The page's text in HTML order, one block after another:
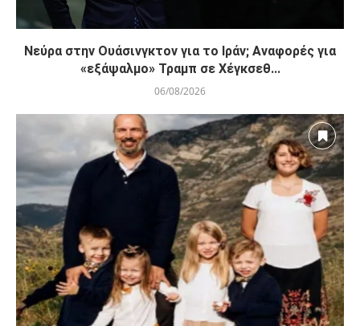
Νεύρα στην Ουάσινγκτον για το Ιράν; Αναφορές για
«εξάψαλμο» Τραμπ σε Χέγκσεθ...
06/08/2026